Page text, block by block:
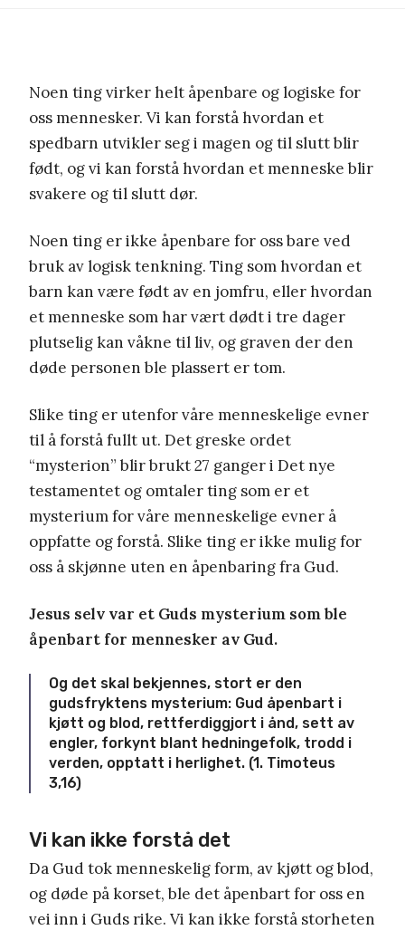
Noen ting virker helt åpenbare og logiske for
oss mennesker. Vi kan forstå hvordan et
spedbarn utvikler seg i magen og til slutt blir
født, og vi kan forstå hvordan et menneske blir
svakere og til slutt dør.
Noen ting er ikke åpenbare for oss bare ved
bruk av logisk tenkning. Ting som hvordan et
barn kan være født av en jomfru, eller hvordan
et menneske som har vært dødt i tre dager
plutselig kan våkne til liv, og graven der den
døde personen ble plassert er tom.
Slike ting er utenfor våre menneskelige evner
til å forstå fullt ut. Det greske ordet
“mysterion” blir brukt 27 ganger i Det nye
testamentet og omtaler ting som er et
mysterium for våre menneskelige evner å
oppfatte og forstå. Slike ting er ikke mulig for
oss å skjønne uten en åpenbaring fra Gud.
Jesus selv var et Guds mysterium som ble
åpenbart for mennesker av Gud.
Og det skal bekjennes, stort er den
gudsfryktens mysterium: Gud åpenbart i
kjøtt og blod, rettferdiggjort i ånd, sett av
engler, forkynt blant hedningefolk, trodd i
verden, opptatt i herlighet. (1. Timoteus
3,16)
Vi kan ikke forstå det
Da Gud tok menneskelig form, av kjøtt og blod,
og døde på korset, ble det åpenbart for oss en
vei inn i Guds rike. Vi kan ikke forstå storheten